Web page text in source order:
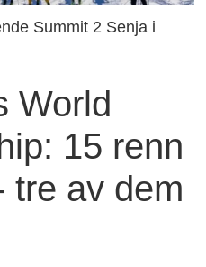
Summit 2 Senja i
World
15 renn
tre av dem